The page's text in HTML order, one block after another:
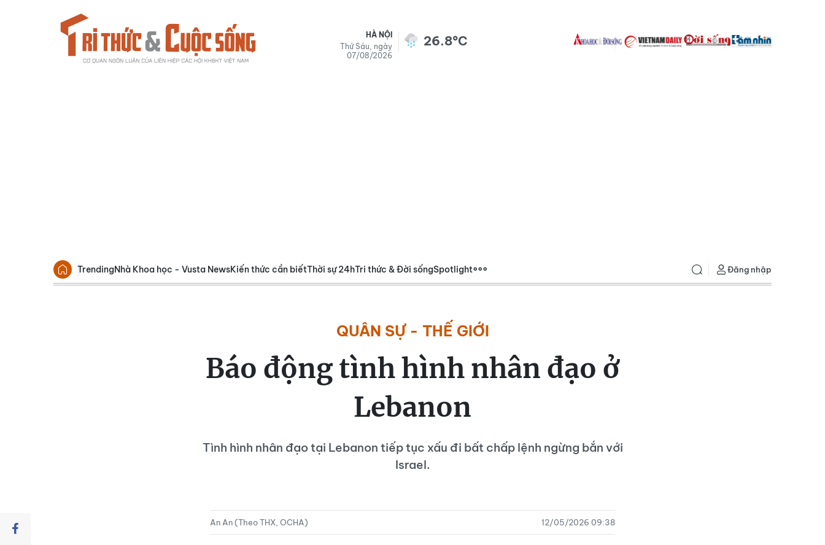
HÀ NỘI
Thứ Sáu, ngày
07/08/2026
26.8°C
TrendingNhà Khoa học - Vusta NewsKiến thức cần biếtThời sự 24hTri thức & Đời sốngSpotlight Đăng nhập
QUÂN SỰ - THẾ GIỚI
Báo động tình hình nhân đạo ở
Lebanon
Tình hình nhân đạo tại Lebanon tiếp tục xấu đi bất chấp lệnh ngừng bắn với
Israel.
An An (Theo THX, OCHA) 12/05/2026 09:38